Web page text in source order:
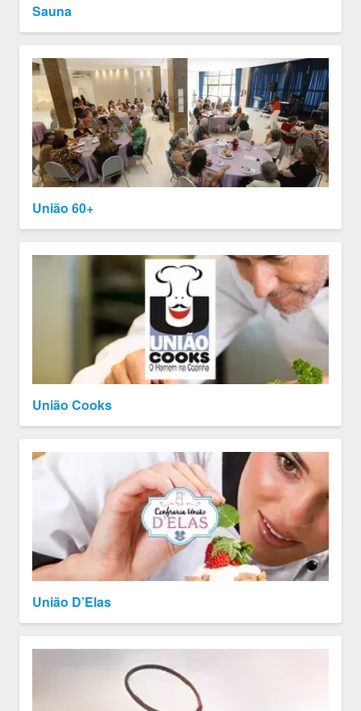
Sauna
União 60+
União Cooks
União D’Elas